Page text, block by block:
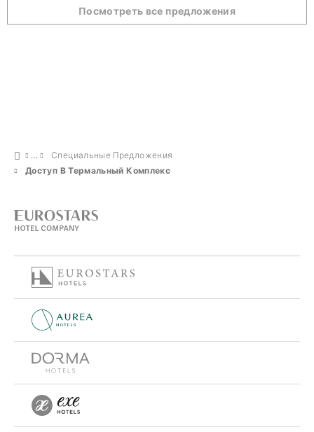
Посмотреть все предложения
Специальные Предложения
Доступ В Термальный Комплекс